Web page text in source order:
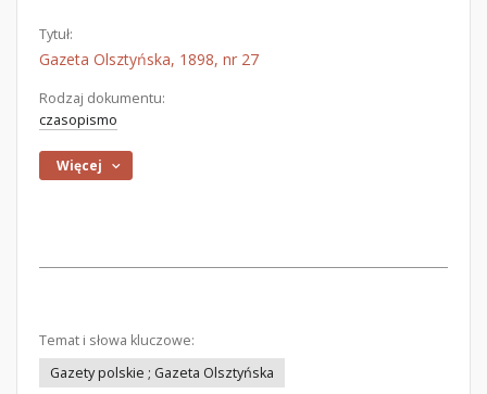
Tytuł:
Gazeta Olsztyńska, 1898, nr 27
Rodzaj dokumentu:
czasopismo
Więcej
Temat i słowa kluczowe:
Gazety polskie ; Gazeta Olsztyńska